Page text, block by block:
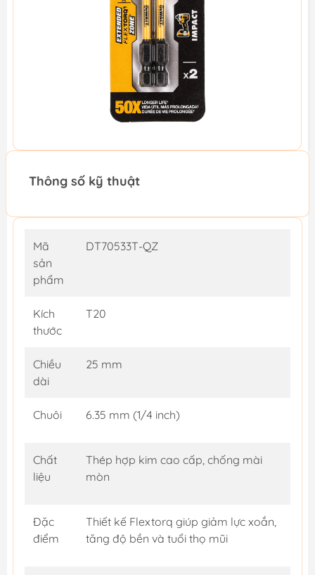
Thông số kỹ thuật
Mã
sản
phẩm
DT70533T-QZ
Kích
thước
T20
Chiều
dài
25 mm
Chuôi 6.35 mm (1/4 inch)
Chất
liệu
Thép hợp kim cao cấp, chống mài
mòn
Đặc
điểm
Thiết kế Flextorq giúp giảm lực xoắn,
tăng độ bền và tuổi thọ mũi